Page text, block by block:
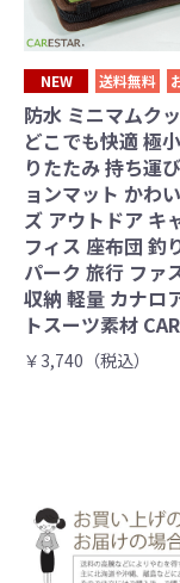
NEW 送料無料
防水 ミニマムク
どこでも快適 極
りたたみ 持ち運
ョンマット かわ
ズ アウトドア キ
フィス 座布団 釣
パーク 旅行 ファ
収納 軽量 カナロ
トスーツ素材
￥3,740（税込）